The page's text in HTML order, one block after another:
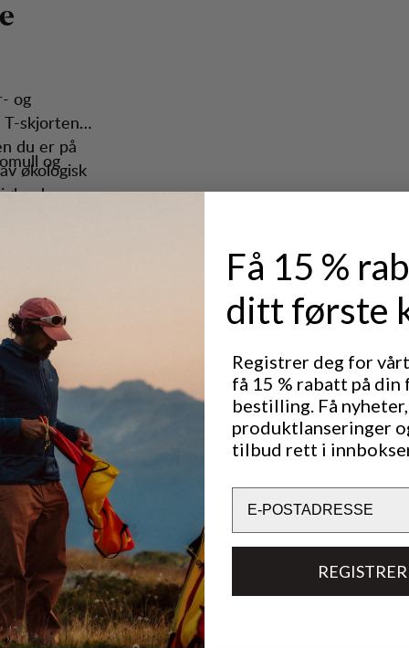
e
og
skjorten
du er på
økologisk
fit-
og
– perfekt
Utmerket for
OUTDOOR LIFE
Ytelse
BREATHABILITY 4/6
Få 15 %
ditt første
Registrer deg for
få 15 % rabatt på din
bestilling. Få nyheter,
produktlanseringer
tilbud rett i